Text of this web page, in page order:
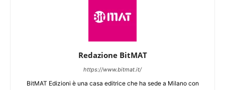
Redazione BitMAT
https://www.bitmat.it/
BitMAT Edizioni è una casa editrice che ha sede a Milano con